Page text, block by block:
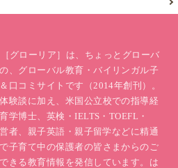
グローリア］は、ちょっとグローバ
、グローバル教育・バイリンガル子
口コミサイトです（2014年創刊）。
験談に加え、米国公立校での指導経
学博士、英検・IELTS・TOEFL・
者、親子英語・親子留学などに精通
子育て中の保護者の皆さまからのご
きる教育情報を発信しています。は